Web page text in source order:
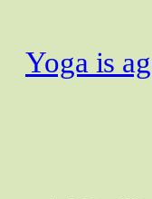
springen
Yoga is